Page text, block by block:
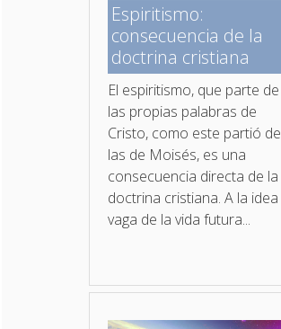
Espiritismo:
consecuencia de la
doctrina cristiana
El espiritismo, que parte de
las propias palabras de
Cristo, como este partió de
las de Moisés, es una
consecuencia directa de la
doctrina cristiana. A la idea
vaga de la vida futura...